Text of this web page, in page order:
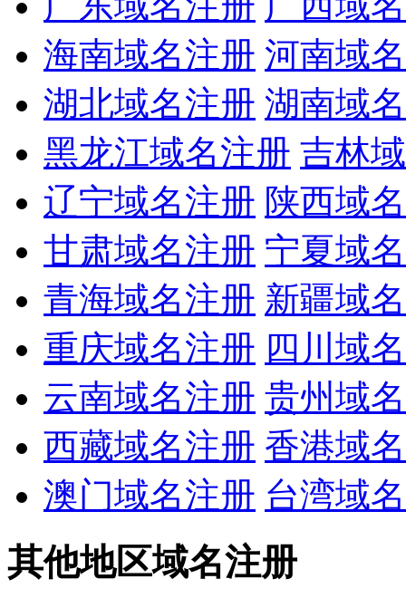
海南域名注册 河南域
湖北域名注册 湖南域
黑龙江域名注册 吉林
辽宁域名注册 陕西域
甘肃域名注册 宁夏域
青海域名注册 新疆域
重庆域名注册 四川域
云南域名注册 贵州域
西藏域名注册 香港域
澳门域名注册 台湾域
其他地区域名注册